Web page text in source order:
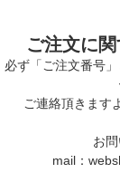
ご注文に
必ず「ご注文番号
ご連絡頂きます
お
mail：